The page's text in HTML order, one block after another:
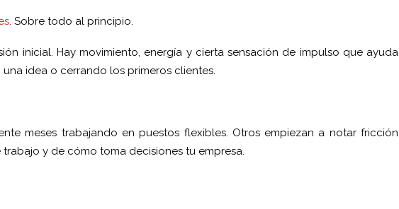
. Sobre todo al principio.
inicial. Hay movimiento, energía y cierta sensación de impulso que ayuda
idea o cerrando los primeros clientes.
meses trabajando en puestos flexibles. Otros empiezan a notar fricción
y de cómo toma decisiones tu empresa.